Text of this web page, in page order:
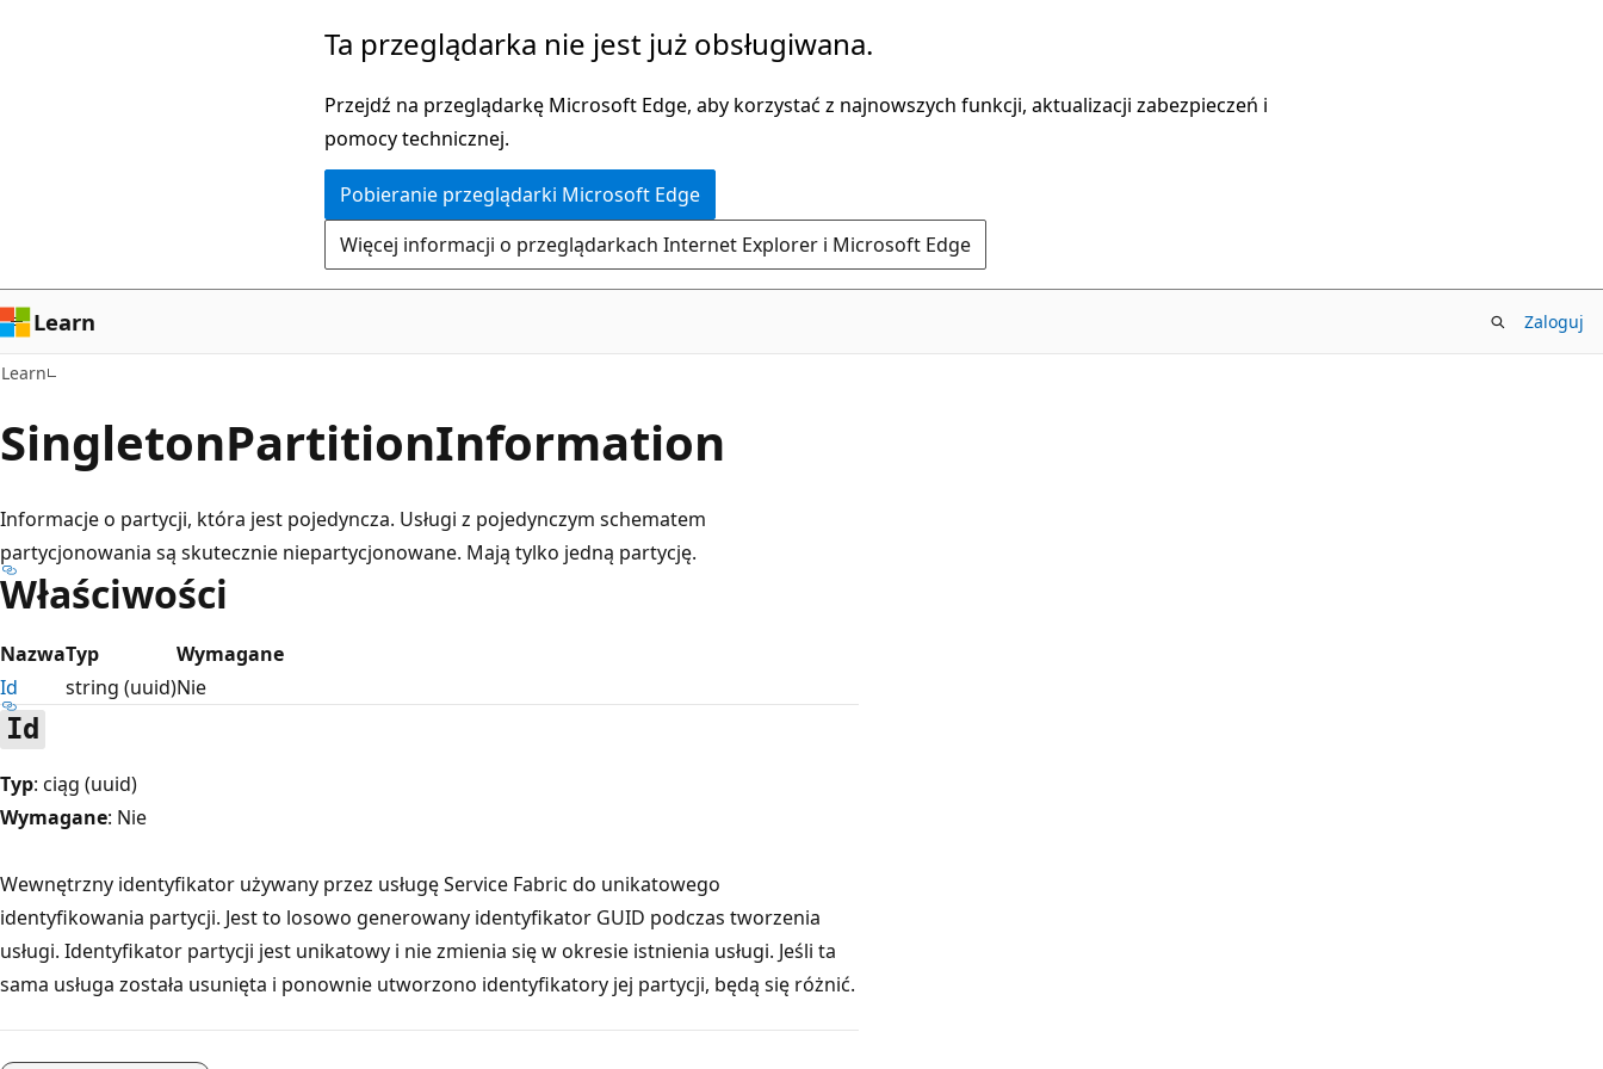
Ta przeglądarka nie jest już obsługiwana.
Przejdź na przeglądarkę Microsoft Edge, aby korzystać z najnowszych funkcji, aktualizacji zabezpieczeń i
pomocy technicznej.
Pobieranie przeglądarki Microsoft Edge
Więcej informacji o przeglądarkach Internet Explorer i Microsoft Edge
Learn Zaloguj
Learn
SingletonPartitionInformation
Informacje o partycji, która jest pojedyncza. Usługi z pojedynczym schematem
partycjonowania są skutecznie niepartycjonowane. Mają tylko jedną partycję.
Właściwości
NazwaTyp
Wymagane
Id
string (uuid)Nie
Id
Typ: ciąg (uuid)
Wymagane: Nie
Wewnętrzny identyfikator używany przez usługę Service Fabric do unikatowego
identyfikowania partycji. Jest to losowo generowany identyfikator GUID podczas tworzenia
usługi. Identyfikator partycji jest unikatowy i nie zmienia się w okresie istnienia usługi. Jeśli ta
sama usługa została usunięta i ponownie utworzono identyfikatory jej partycji, będą się różnić.